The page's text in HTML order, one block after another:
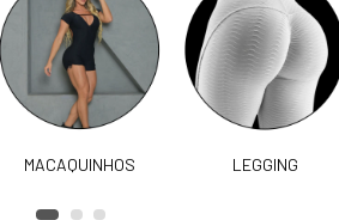
MACAQUINHOS LEGGING